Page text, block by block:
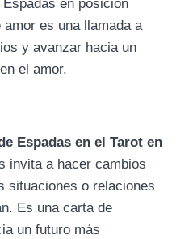
en posición
es una llamada a
y avanzar hacia un
el amor.
Espadas en el Tarot en
invita a hacer cambios
situaciones o relaciones
Es una carta de
un futuro más